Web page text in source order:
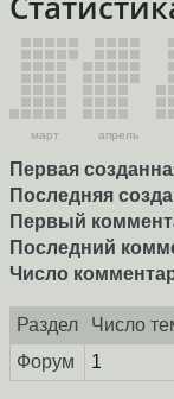
март апрель
Первая
Последняя
Первый
Последний
Число
Раздел
Число
Форум
1